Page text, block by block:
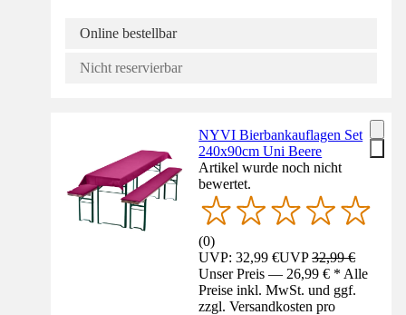
Online bestellbar
Nicht reservierbar
NYVI Bierbankauflagen Set
240x90cm Uni Beere
Artikel wurde noch nicht
bewertet.
(0)
UVP: 32,99 €UVP32,99 €
Unser Preis — 26,99 € * Alle
Preise inkl. MwSt. und ggf.
zzgl. Versandkosten pro